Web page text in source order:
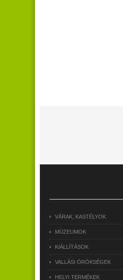
VÁRAK, KASTÉLYOK
MÚZEUMOK
KIÁLLÍTÁSOK
VALLÁSI ÖRÖKSÉGEK
HELYI TERMÉKEK